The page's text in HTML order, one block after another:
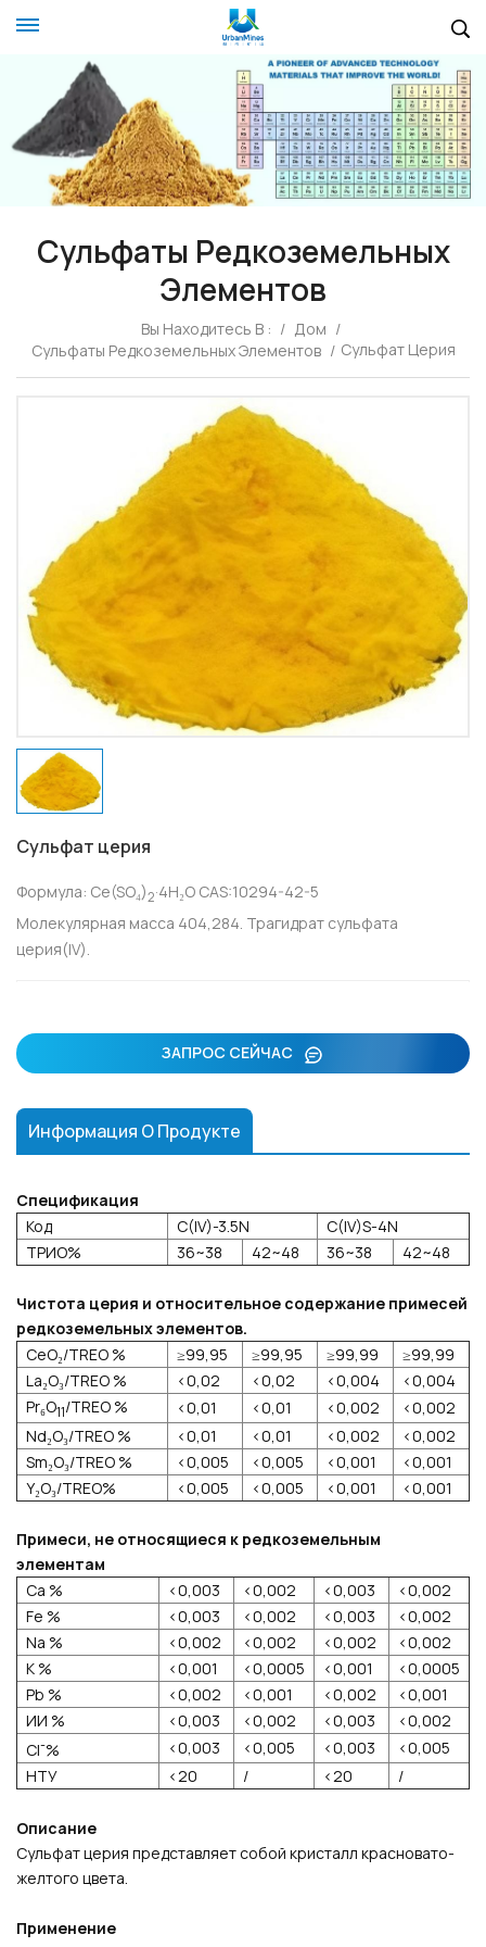
Сульфаты Редкоземельных
Элементов
Вы Находитесь В : / Дом /
Сульфаты Редкоземельных Элементов / Сульфат Церия
Сульфат церия
Формула: Ce(SO₄)2·4H₂O CAS:10294-42-5
Молекулярная масса 404,284. Трагидрат сульфата
церия(IV).
ЗАПРОС СЕЙЧАС
Информация О Продукте
Спецификация
Код
C(IV)-3.5N
C(IV)S-4N
ТРИО%
36~38 42~48 36~38 42~48
Чистота церия и относительное содержание примесей
редкоземельных элементов.
CeO₂/TREO %
≥99,95 ≥99,95 ≥99,99
≥99,99
La₂O₃/TREO %
<0,02 <0,02 <0,004
<0,004
Pr₆O11/TREO % <0,01 <0,01 <0,002
<0,002
Nd₂O₃/TREO %
<0,01 <0,01 <0,002
<0,002
Sm₂O₃/TREO %
<0,005 <0,005 <0,001
<0,001
Y₂O₃/TREO%
<0,005 <0,005 <0,001 <0,001
Примеси, не относящиеся к редкоземельным
элементам
Ca %
<0,003 <0,002 <0,003
<0,002
Fe %
<0,003 <0,002 <0,003
<0,002
Na %
<0,002 <0,002 <0,002
<0,002
К %
<0,001 <0,0005 <0,001
<0,0005
Pb %
<0,002 <0,001 <0,002
<0,001
ИИ %
<0,003 <0,002 <0,003
<0,002
Cl-% <0,003 <0,005 <0,003
<0,005
НТУ
<20 / <20 /
Описание
Сульфат церия представляет собой кристалл красновато-
желтого цвета.
Применение